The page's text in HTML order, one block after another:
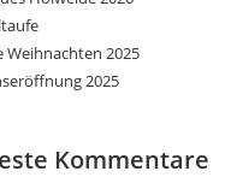
Weihnachten 2025
2025
Kommentare